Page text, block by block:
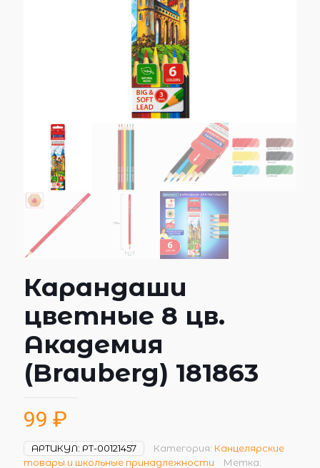
Карандаши
цветные 8 цв.
Академия
(Brauberg) 181863
99 ₽
АРТИКУЛ: РТ-00121457 Категория: Канцелярские
товары и школьные принадлежности
Метка: